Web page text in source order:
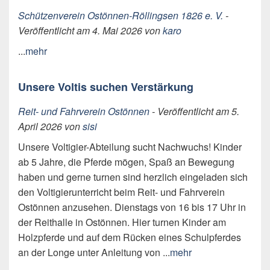
Schützenverein Ostönnen-Röllingsen 1826 e. V. -
Veröffentlicht am 4. Mai 2026 vonkaro
...mehr
Unsere Voltis suchen Verstärkung
Reit- und Fahrverein Ostönnen- Veröffentlicht am 5.
April 2026 vonsisi
Unsere Voltigier-Abteilung sucht Nachwuchs! Kinder
ab 5 Jahre, die Pferde mögen, Spaß an Bewegung
haben und gerne turnen sind herzlich eingeladen sich
den Voltigierunterricht beim Reit- und Fahrverein
Ostönnen anzusehen. Dienstags von 16 bis 17 Uhr in
der Reithalle in Ostönnen. Hier turnen Kinder am
Holzpferde und auf dem Rücken eines Schulpferdes
an der Longe unter Anleitung von ...mehr